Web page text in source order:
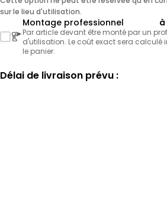
sur le lieu d'utilisation.
Montage professionnel
Par article devant être monté par un
d'utilisation. Le coût exact sera
le panier.
Délai de livraison prévu :